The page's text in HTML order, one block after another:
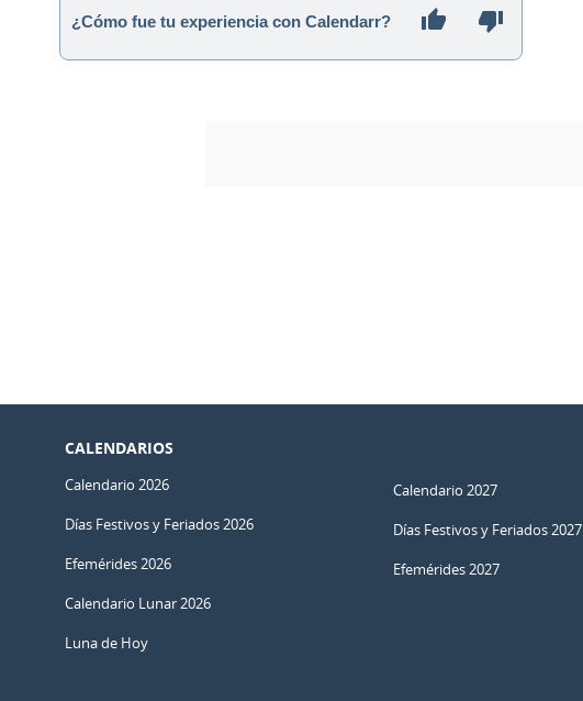
¿Cómo fue tu experiencia con Calendarr?
CALENDARIOS
Calendario 2026
Días Festivos y Feriados 2026
Efemérides 2026
Calendario Lunar 2026
Luna de Hoy
Calendario 2027
Días Festivos y Feriados 2027
Efemérides 2027